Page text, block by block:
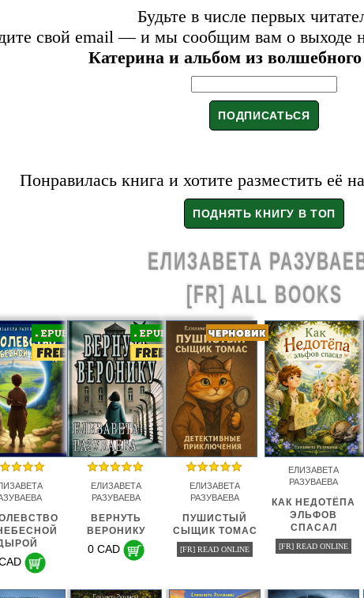
Будьте в числе первых
свой email — и мы сообщим вам о выходе
Катерина и альбом из
Понравилась книга и хотите разместить её
ЕЛИЗАВЕТА
[FR] ALL BOOKS
ЕЛИЗАВЕТА
РАЗУВАЕВА
ВЕРНУТЬ
ВЕРОНИКУ
0 CAD
ЕЛИЗАВЕТА
РАЗУВАЕВА
ПУШИСТЫЙ
СЫЩИК ТОМАС
[FR] READ ONLINE
ЕЛИЗАВЕТА
РАЗУВАЕВА
КАК НЕДОТЁПА
ЭЛЬФОВ
СПАСАЛ
[FR] READ ONLINE